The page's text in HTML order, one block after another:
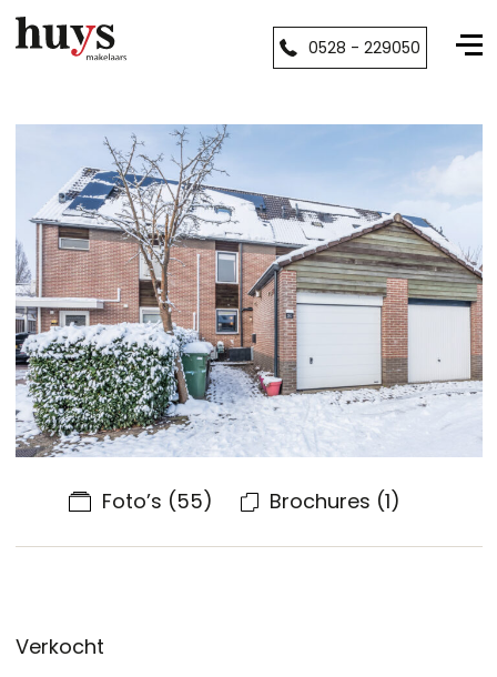
0528 - 229050
Foto’s (55) Brochures (1)
Verkocht